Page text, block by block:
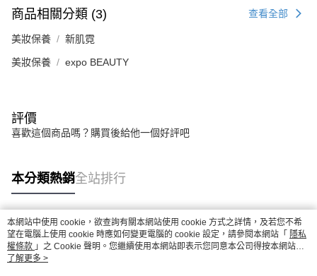
商品相關分類 (3) 查看全部
美妝保養 新肌霓
美妝保養 expo BEAUTY
評價
喜歡這個商品嗎？購買後給他一個好評吧
本分類熱銷全站排行
熱門標籤
本網站中使用 cookie，欲查詢有關本網站使用 cookie 方式之詳情，及若您不希
望在電腦上使用 cookie 時應如何變更電腦的 cookie 設定，請參閱本網站「 隱私
權條款 」之 Cookie 聲明。您繼續使用本網站即表示您同意本公司得按本網站使
用條款之 Cookie 聲明使用 cookie。
了解更多 >